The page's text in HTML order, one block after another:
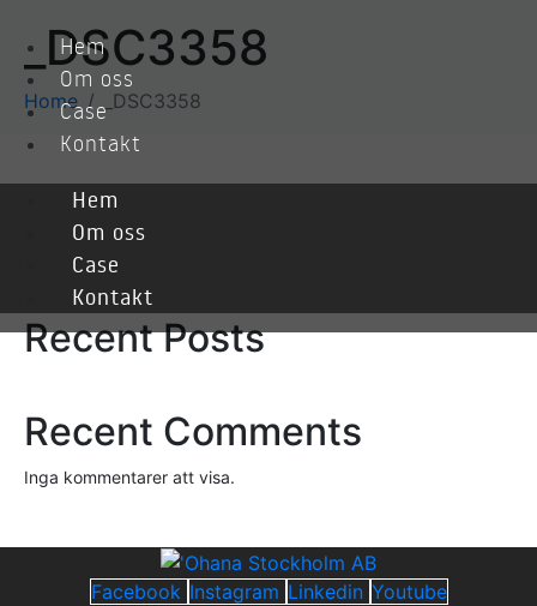
Hem
Om oss
Case
Kontakt
Hem
Om oss
Case
Kontakt
_DSC3358
Home _DSC3358
Recent Posts
Recent Comments
Inga kommentarer att visa.
Facebook Instagram Linkedin Youtube